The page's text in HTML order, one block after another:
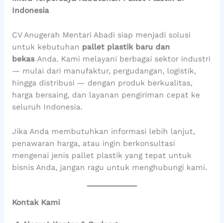
Indonesia
CV Anugerah Mentari Abadi siap menjadi solusi
untuk kebutuhan pallet plastik baru dan
bekasAnda. Kami melayani berbagai sektor industri
— mulai dari manufaktur, pergudangan, logistik,
hingga distribusi — dengan produk berkualitas,
harga bersaing, dan layanan pengiriman cepat ke
seluruh Indonesia.
Jika Anda membutuhkan informasi lebih lanjut,
penawaran harga, atau ingin berkonsultasi
mengenai jenis pallet plastik yang tepat untuk
bisnis Anda, jangan ragu untuk menghubungi kami.
Kontak Kami